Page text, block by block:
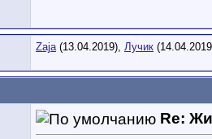
Zaja(13.04.2019), Лучик
Re: